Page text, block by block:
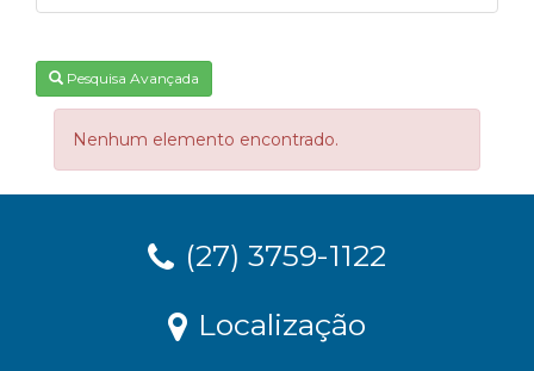
Pesquisa Avançada
Nenhum elemento encontrado.
(27) 3759-1122
Localização